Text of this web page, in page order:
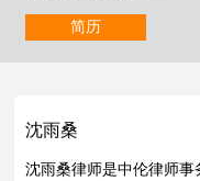
简历
沈雨桑
沈雨桑律师是中伦律师